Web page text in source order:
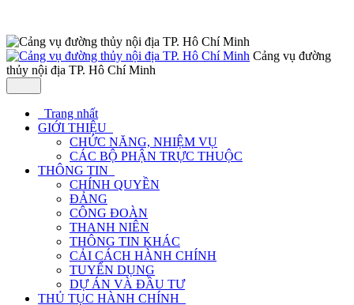
Cảng vụ đường
thủy nội địa TP. Hô Chí Minh
Trang nhất
GIỚI THIỆU
CHỨC NĂNG, NHIỆM VỤ
CÁC BỘ PHẬN TRỰC THUỘC
THÔNG TIN
CHÍNH QUYỀN
ĐẢNG
CÔNG ĐOÀN
THANH NIÊN
THÔNG TIN KHÁC
CẢI CÁCH HÀNH CHÍNH
TUYỂN DỤNG
DỰ ÁN VÀ ĐẦU TƯ
THỦ TỤC HÀNH CHÍNH